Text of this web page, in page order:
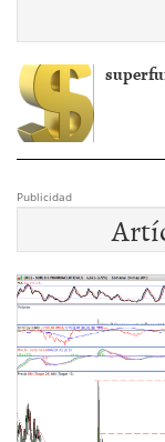
Publicidad